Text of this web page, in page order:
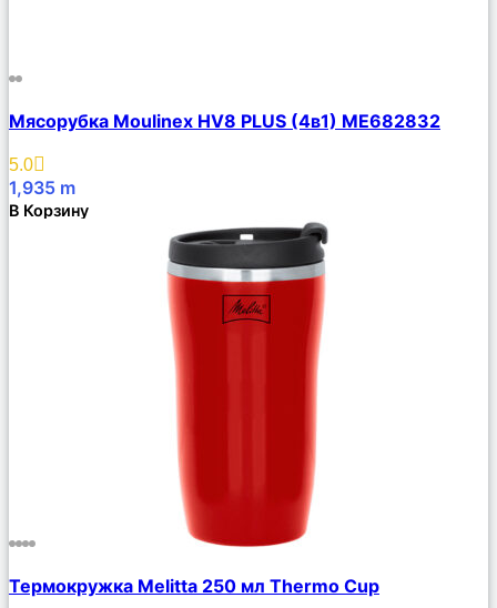
Описание
Избранное
Мясорубка Moulinex HV8 PLUS (4в1) ME682832
5.0
1,935 m
В Корзину
Описание
Термокружка Melitta 250 мл Thermo Cup